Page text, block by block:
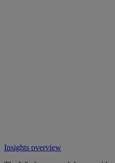
Insights overview